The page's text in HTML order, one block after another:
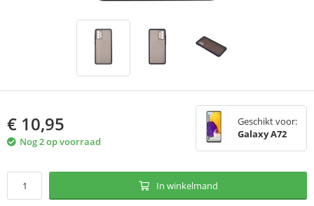
€ 10,95
Nog 2 op voorraad
Geschikt voor:
Galaxy A72
In winkelmand